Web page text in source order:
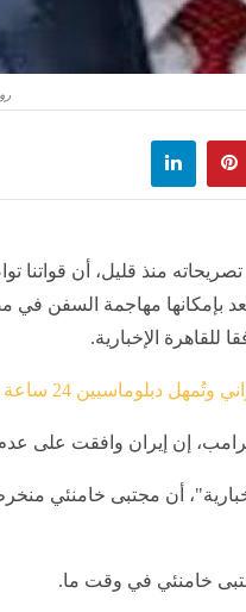
منذ قليل، أن قواتنا
بإمكانها مهاجمة السفن
للقاهرة الإخبارية.
24 ساعة لمغادرة البلاد
إن إيران وافقت على
أن مجتبى خامنئي
خامنئي في وقت ما.